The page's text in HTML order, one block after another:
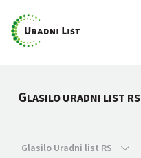
GLASILO URADNI LIST RS
Glasilo Uradni list RS